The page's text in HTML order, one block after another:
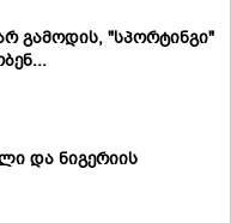
გამოდის, "სპორტინგი"
და ნიგერიის